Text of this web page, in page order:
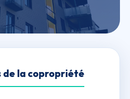
LAGET
de la copropriété